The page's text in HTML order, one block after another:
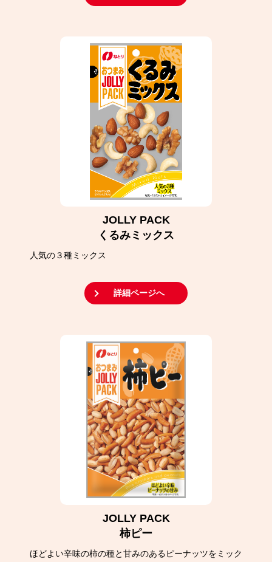
JOLLY PACK
くるみミックス
人気の３種ミックス
詳細ページへ
JOLLY PACK
柿ピー
ほどよい辛味の柿の種と甘みのあるピーナッツをミック